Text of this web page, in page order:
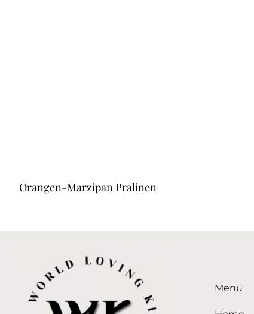
Orangen-Marzipan Pralinen
Menü